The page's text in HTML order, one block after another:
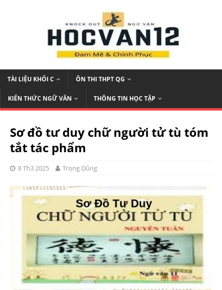
TÀI LIỆU KHỐI C ÔN THI THPT QG
KIẾN THỨC NGỮ VĂN THÔNG TIN HỌC TẬP
Sơ đồ tư duy chữ người tử tù tóm
tắt tác phẩm
8 Th3 2025 Trọng Dũng